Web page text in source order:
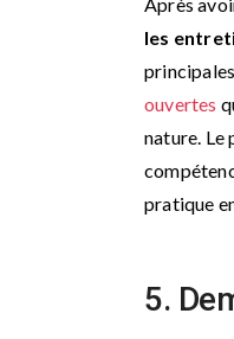
les
ouvertes
nature. Le
pratique
5.